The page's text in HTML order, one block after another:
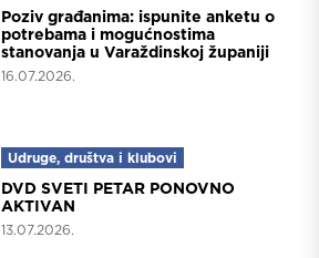
Poziv građanima: ispunite anketu o
potrebama i mogućnostima
stanovanja u Varaždinskoj županiji
16.07.2026.
Udruge, društva i klubovi
DVD SVETI PETAR PONOVNO
AKTIVAN
13.07.2026.